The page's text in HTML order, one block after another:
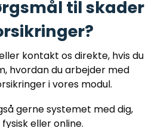
til skader
kontakt os direkte, hvis du
hvordan du arbejder med
i vores modul.
gerne systemet med dig,
eller online.